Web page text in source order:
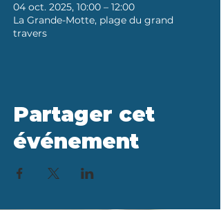
04 oct. 2025, 10:00 – 12:00
La Grande-Motte, plage du grand
travers
Partager cet
événement